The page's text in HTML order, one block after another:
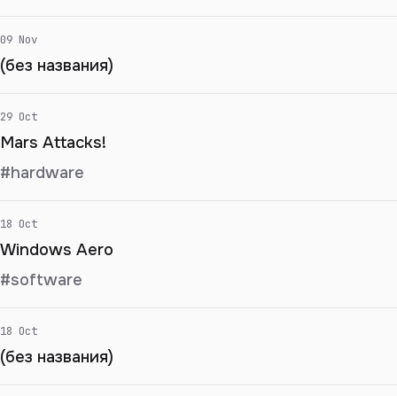
09 Nov
(без названия)
29 Oct
Mars Attacks!
#hardware
18 Oct
Windows Aero
#software
18 Oct
(без названия)